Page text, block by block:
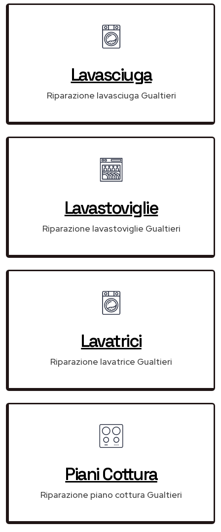
Lavasciuga
Riparazione lavasciuga Gualtieri
Lavastoviglie
Riparazione lavastoviglie Gualtieri
Lavatrici
Riparazione lavatrice Gualtieri
Piani Cottura
Riparazione piano cottura Gualtieri